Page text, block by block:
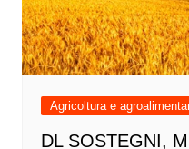
Agricoltura e
DL SOSTEGNI,